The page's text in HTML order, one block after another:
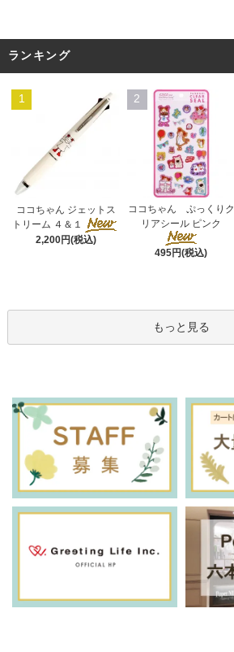
ランキング
1
ココちゃん ジェットス
トリーム ４＆１
2,200円(税込)
2
ココちゃん ぷっくりク
リアシール ピンク
495円(税込)
もっと見る